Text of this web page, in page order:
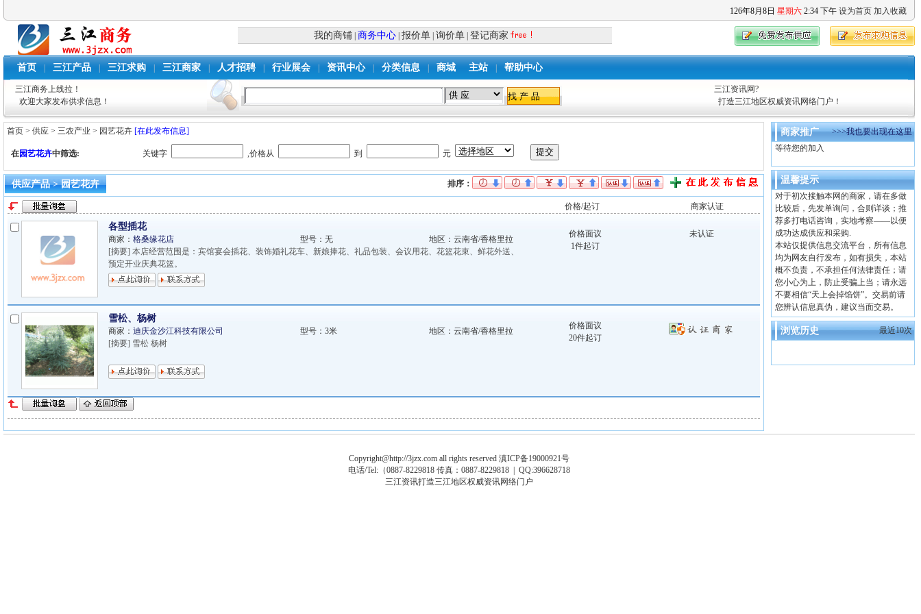
126年8月 8日 星期六 2:34 下午 设为首页 加入收藏
我的商铺 商务中心 报价单 询价单 登记商家
首页 三江产品 三江求购 三江商家 人才招聘 行业展会 资讯中心 分类信息 商城 主站 帮助中心
三江商务上线拉！
欢迎大家发布供求信息！
三江资讯网?
打造三江地区权威资讯网络门户！
首页 >供应 >三农产业 > 园艺花卉 [在此发布信息]
在园艺花卉中筛选: 关键字 ,价格从 到 元
供应产品 > 园艺花卉 排序：
价格/起订 商家认证
各型插花
商家：格桑缘花店 型号：无
地区：云南省/香格里拉
[摘要] 本店经营范围是：宾馆宴会插花、装饰婚礼花车、新娘捧花、礼品包装、会议用花、花篮花束、鲜花外送、
预定开业庆典花篮。
价格面议
1件起订
未认证
雪松、杨树
商家：迪庆金沙江科技有限公司 型号：3米
地区：云南省/香格里拉
[摘要] 雪松 杨树
价格面议
20件起订
商家推广
>>>我也要出现在这里
等待您的加入
温馨提示
对于初次接触本网的商家，请在多做
比较后，先发单询问，合则详谈；推
荐多打电话咨询，实地考察——以便
成功达成供应和采购.
本站仅提供信息交流平台，所有信息
均为网友自行发布，如有损失，本站
概不负责，不承担任何法律责任；请
您小心为上，防止受骗上当；请永远
不要相信“天上会掉馅饼”。交易前请
您辨认信息真伪，建议当面交易。
浏览历史 最近10次
Copyright@http://3jzx.com all rights reserved滇ICP备19000921号
电话/Tel:（0887-8229818 传真：0887-8229818
| QQ:396628718
三江资讯打造三江地区权威资讯网络门户